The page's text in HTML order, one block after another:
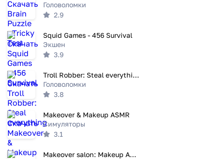
Головоломки
2.9
Squid Games - 456 Survival
Экшен
3.9
Troll Robber: Steal everything
Головоломки
3.8
Makeover & Makeup ASMR
Симуляторы
3.1
Makeover salon: Makeup ASMR